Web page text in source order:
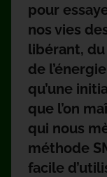
pour
nos vies
libérant,
de
qu’une
que l’on
qui nous
méthode
facile